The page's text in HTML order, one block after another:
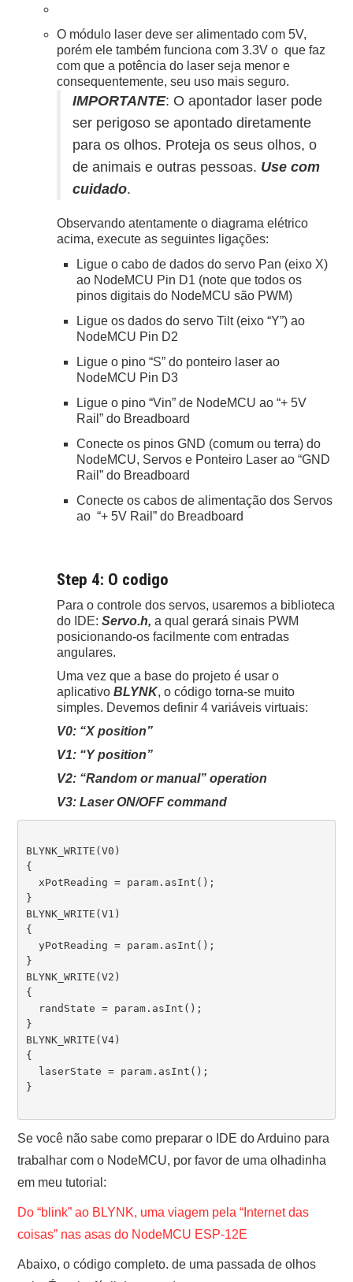
O módulo laser deve ser alimentado com 5V,
porém ele também funciona com 3.3V o que faz
com que a potência do laser seja menor e
consequentemente, seu uso mais seguro.
IMPORTANTE: O apontador laser pode
ser perigoso se apontado diretamente
para os olhos. Proteja os seus olhos, o
de animais e outras pessoas. Use com
cuidado.
Observando atentamente o diagrama elétrico
acima, execute as seguintes ligações:
Ligue o cabo de dados do servo Pan (eixo X)
ao NodeMCU Pin D1 (note que todos os
pinos digitais do NodeMCU são PWM)
Ligue os dados do servo Tilt (eixo “Y”) ao
NodeMCU Pin D2
Ligue o pino “S” do ponteiro laser ao
NodeMCU Pin D3
Ligue o pino “Vin” de NodeMCU ao “+ 5V
Rail” do Breadboard
Conecte os pinos GND (comum ou terra) do
NodeMCU, Servos e Ponteiro Laser ao “GND
Rail” do Breadboard
Conecte os cabos de alimentação dos Servos
ao “+ 5V Rail” do Breadboard
Step 4: O codigo
Para o controle dos servos, usaremos a biblioteca
do IDE:Servo.h, a qual gerará sinais PWM
posicionando-os facilmente com entradas
angulares.
Uma vez que a base do projeto é usar o
aplicativoBLYNK, o código torna-se muito
simples. Devemos definir 4 variáveis virtuais:
V0: “X position”
V1: “Y position”
V2: “Random or manual” operation
V3: Laser ON/OFF command
BLYNK_WRITE(V0)
{
}
BLYNK_WRITE(V1)
{
}
BLYNK_WRITE(V2)
{
}
BLYNK_WRITE(V4)
{
}
Se você não sabe como preparar o IDE do Arduino para
trabalhar com o NodeMCU, por favor de uma olhadinha
em meu tutorial:
Do “blink” ao BLYNK, uma viagem pela “Internet das
coisas” nas asas do NodeMCU ESP-12E
Abaixo, o código completo. de uma passada de olhos